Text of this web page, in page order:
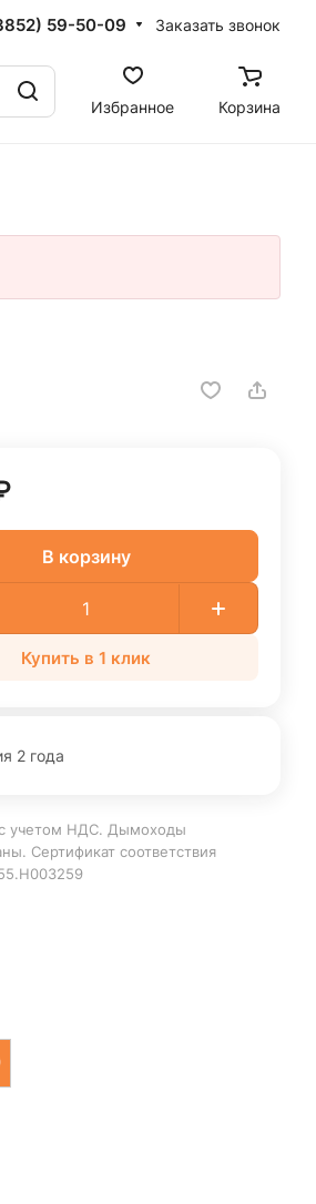
59-50-09 Заказать звонок
Избранное
Корзина
В корзину
Купить в 1 клик
2 года
учетом НДС. Дымоходы
Сертификат соответствия